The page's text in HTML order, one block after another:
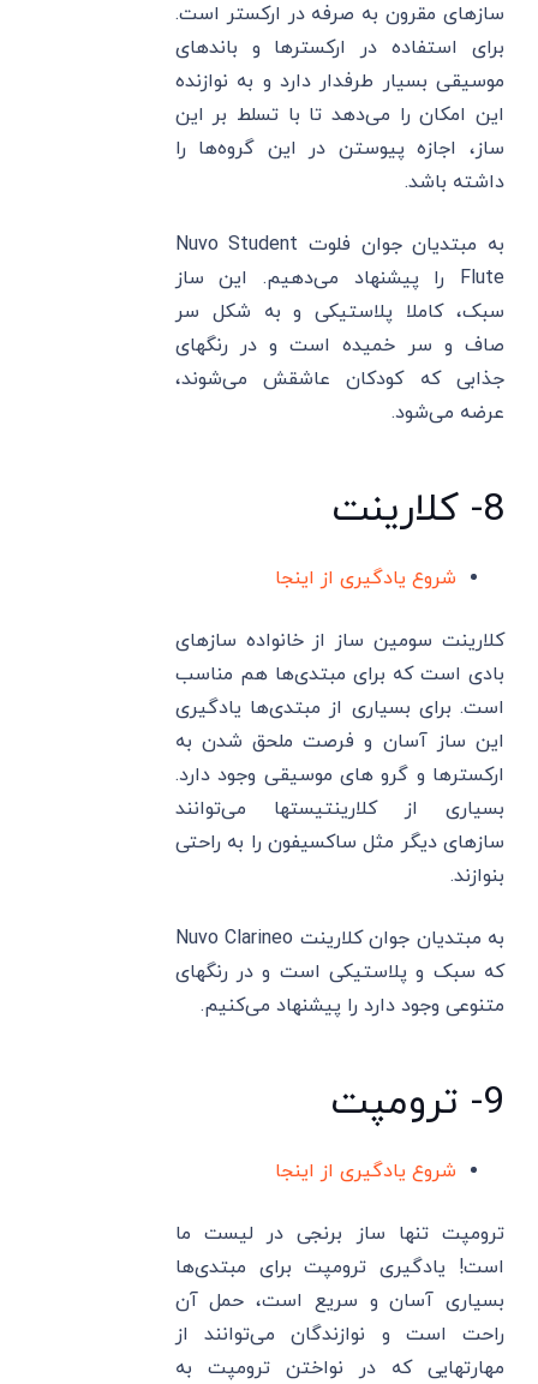
سازهای مقرون به صرفه‌ در ارکستر است.
برای استفاده در ارکسترها و باندهای
موسیقی بسیار طرفدار دارد و به نوازنده
این امکان را می‌دهد تا با تسلط بر این
ساز، اجازه پیوستن در این گروه‌ها را
داشته باشد.
به مبتدیان جوان فلوت Nuvo Student
Flute را پیشنهاد می‌دهیم. این ساز
سبک، کاملا پلاستیکی و به شکل سر
صاف و سر خمیده است و در رنگهای
جذابی که کودکان عاشقش می‌شوند،
عرضه می‌شود.
8- کلارینت
شروع یادگیری از اینجا
کلارینت سومین ساز از خانواده سازهای
بادی است که برای مبتدی‌ها هم مناسب
است. برای بسیاری از مبتدی‌ها یادگیری
این ساز آسان و فرصت ملحق شدن به
ارکسترها و گرو های موسیقی وجود دارد.
بسیاری از کلارینتیستها می‌توانند
سازهای دیگر مثل ساکسیفون را به راحتی
بنوازند.
به مبتدیان جوان کلارینت Nuvo Clarineo
که سبک و پلاستیکی است و در رنگهای
متنوعی وجود دارد را پیشنهاد می‌کنیم.
9- ترومپت
شروع یادگیری از اینجا
ترومپت تنها ساز برنجی در لیست ما
است! یادگیری ترومپت برای مبتدی‌ها
بسیاری آسان و سریع است، حمل آن
راحت است و نوازندگان می‌توانند از
مهارتهایی که در نواختن ترومپت به